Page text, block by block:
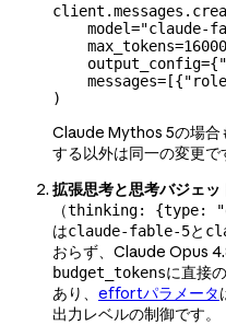
    model
="claude-
    max_tokens
=16000
    output_config
={
    messages
= [{
)
Claude Mythos 5の場合
する以外は同一の変更で
拡張思考と思考バジェッ
（thinking: {type:
はclaude-fable-5と
おらず、Claude Opus
budget_tokensに直接
あり、 effortパラメータ
出力レベルの制御です。